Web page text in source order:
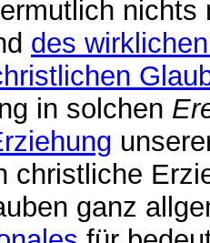
nichts
des
in solchen
christliche
ganz